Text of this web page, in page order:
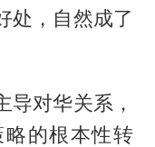
处，自然成了
导对华关系，
的根本性转